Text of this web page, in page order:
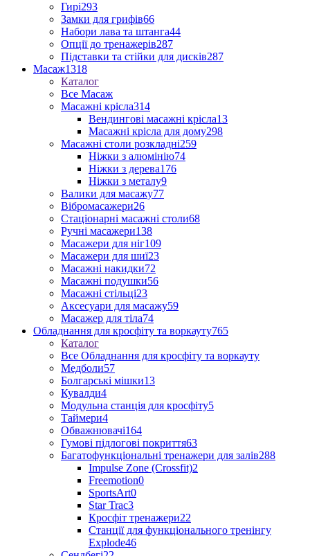
Гирі293
Замки для грифів66
Набори лава та штанга44
Опції до тренажерів287
Підставки та стійки для дисків287
Масаж1318
Каталог
Все Масаж
Масажні крісла314
Вендингові масажні крісла13
Масажні крісла для дому298
Масажні столи розкладні259
Ніжки з алюмінію74
Ніжки з дерева176
Ніжки з металу9
Валики для масажу77
Вібромасажери26
Стаціонарні масажні столи68
Ручні масажери138
Масажери для ніг109
Масажери для шиї23
Масажні накидки72
Масажні подушки56
Масажні стільці23
Аксесуари для масажу59
Масажер для тіла74
Обладнання для кросфіту та воркауту765
Каталог
Все Обладнання для кросфіту та воркауту
Медболи57
Болгарські мішки13
Кувалди4
Модульна станція для кросфіту5
Таймери4
Обважнювачі164
Гумові підлогові покриття63
Багатофункціональні тренажери для залів288
Impulse Zone (Crossfit)2
Freemotion0
SportsArt0
Star Trac3
Кросфіт тренажери22
Станції для функціонального тренінгу
Explode46